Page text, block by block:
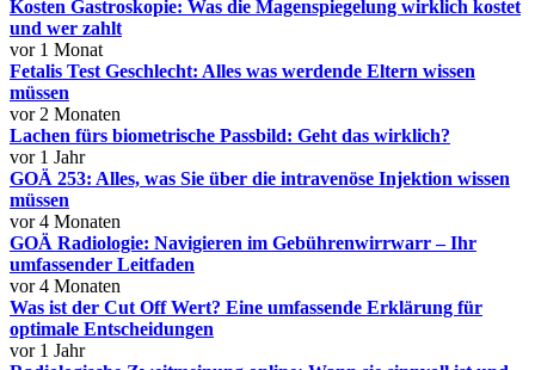
Kosten Gastroskopie: Was die Magenspiegelung wirklich kostet
und wer zahlt
vor 1 Monat
Fetalis Test Geschlecht: Alles was werdende Eltern wissen
müssen
vor 2 Monaten
Lachen fürs biometrische Passbild: Geht das wirklich?
vor 1 Jahr
GOÄ 253: Alles, was Sie über die intravenöse Injektion wissen
müssen
vor 4 Monaten
GOÄ Radiologie: Navigieren im Gebührenwirrwarr – Ihr
umfassender Leitfaden
vor 4 Monaten
Was ist der Cut Off Wert? Eine umfassende Erklärung für
optimale Entscheidungen
vor 1 Jahr